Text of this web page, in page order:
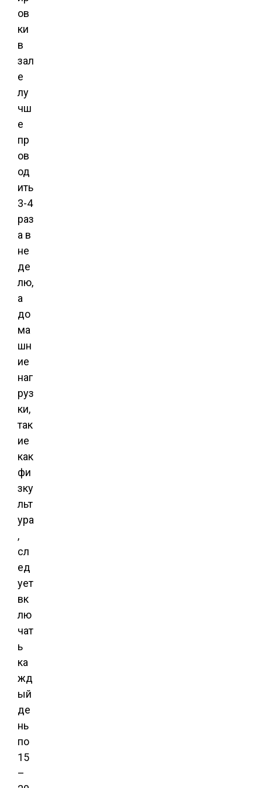
ов
ки
в
зал
е
лу
чш
е
пр
ов
од
ить
3-4
раз
а в
не
де
лю,
а
до
ма
шн
ие
наг
руз
ки,
так
ие
как
фи
зку
льт
ура
,
сл
ед
ует
вк
лю
чат
ь
ка
жд
ый
де
нь
по
15
–